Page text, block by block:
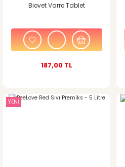
Biovet Varro Tablet
187,00 TL
YENİ